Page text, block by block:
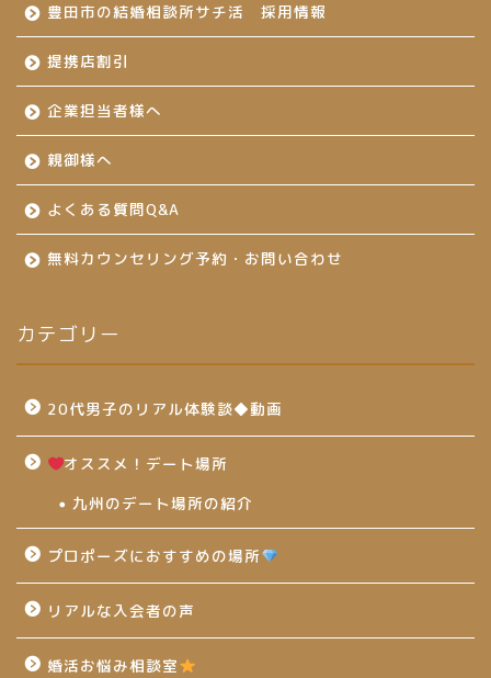
豊田市の結婚相談所サチ活 採用情報
提携店割引
企業担当者様へ
親御様へ
よくある質問Q&A
無料カウンセリング予約・お問い合わせ
カテゴリー
20代男子のリアル体験談◆動画
オススメ！デート場所
九州のデート場所の紹介
プロポーズにおすすめの場所
リアルな入会者の声
婚活お悩み相談室